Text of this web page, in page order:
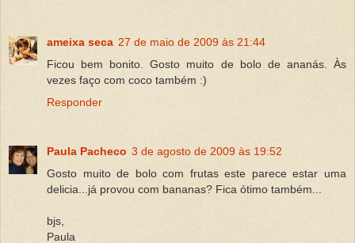
ameixa seca 27 de maio de 2009 às 21:44
Ficou bem bonito. Gosto muito de bolo de ananás. Às
vezes faço com coco também :)
Responder
Paula Pacheco 3 de agosto de 2009 às 19:52
Gosto muito de bolo com frutas este parece estar uma
delicia...já provou com bananas? Fica ótimo também...
bjs,
Paula